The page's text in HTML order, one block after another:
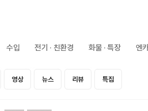
수입 전기 · 친환경 화물 · 특장 엔
영상 뉴스 리뷰 특집